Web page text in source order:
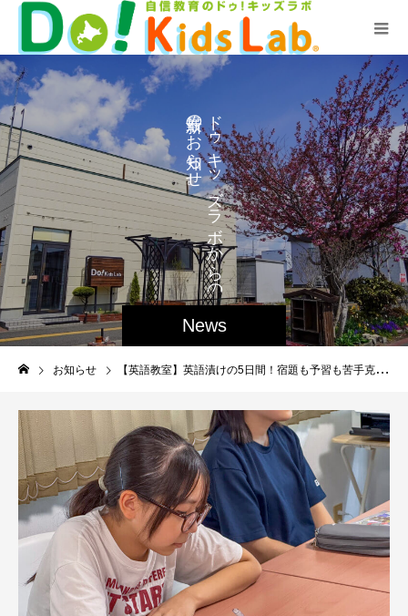
News
ド
ゥ
キ
ッ
ズ
ラ
ボ
か
ら
の
の
お
ら
せ
。
お知らせ 【英語教室】英語漬けの5日間！宿題も予習も苦手克服も全部OK！【ウィンタースクール一般受付】